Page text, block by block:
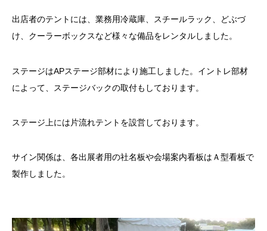
出店者のテントには、業務用冷蔵庫、スチールラック、どぶづ
け、クーラーボックスなど様々な備品をレンタルしました。
ステージはAPステージ部材により施工しました。イントレ部材
によって、ステージバックの取付もしております。
ステージ上には片流れテントを設営しております。
サイン関係は、各出展者用の社名板や会場案内看板はＡ型看板で
製作しました。